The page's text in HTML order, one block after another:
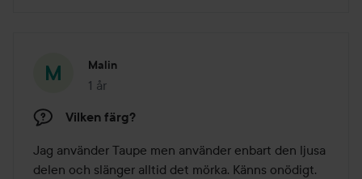
Malin
1 år
Inlägget skapades 1 år
Vilken färg?
Jag använder Taupe men använder enbart den ljusa
delen och slänger alltid det mörka. Känns onödigt.